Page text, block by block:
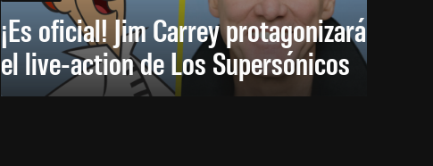
¡Es oficial! Jim Carrey protagonizará
el live-action de Los Supersónicos